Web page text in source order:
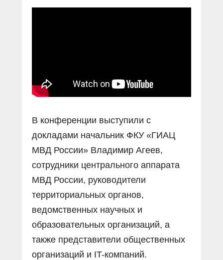
В конференции выступили с
докладами начальник ФКУ «ГИАЦ
МВД России» Владимир Агеев,
сотрудники центрального аппарата
МВД России, руководители
территориальных органов,
ведомственных научных и
образовательных организаций, а
также представители общественных
организаций и IT-компаний.